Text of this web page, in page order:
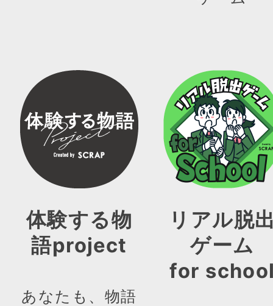
体験する物
語project
あなたも、物語
リアル脱
ゲーム
for